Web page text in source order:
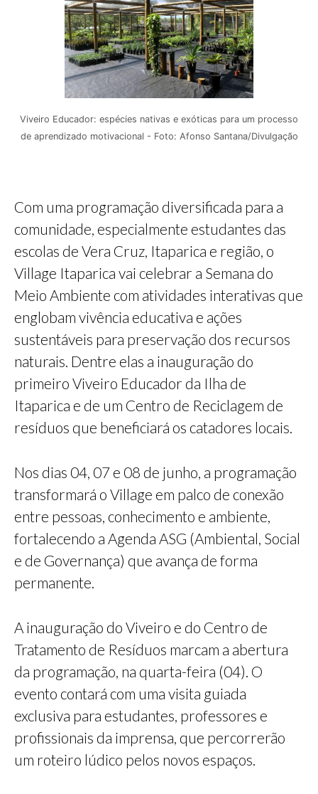
Viveiro Educador: espécies nativas e exóticas para um processo
de aprendizado motivacional - Foto: Afonso Santana/Divulgação
Com uma programação diversificada para a
comunidade, especialmente estudantes das
escolas de Vera Cruz, Itaparica e região, o
Village Itaparica vai celebrar a Semana do
Meio Ambiente com atividades interativas que
englobam vivência educativa e ações
sustentáveis para preservação dos recursos
naturais. Dentre elas a inauguração do
primeiro Viveiro Educador da Ilha de
Itaparica e de um Centro de Reciclagem de
resíduos que beneficiará os catadores locais.
Nos dias 04, 07 e 08 de junho, a programação
transformará o Village em palco de conexão
entre pessoas, conhecimento e ambiente,
fortalecendo a Agenda ASG (Ambiental, Social
e de Governança) que avança de forma
permanente.
A inauguração do Viveiro e do Centro de
Tratamento de Resíduos marcam a abertura
da programação, na quarta-feira (04). O
evento contará com uma visita guiada
exclusiva para estudantes, professores e
profissionais da imprensa, que percorrerão
um roteiro lúdico pelos novos espaços.